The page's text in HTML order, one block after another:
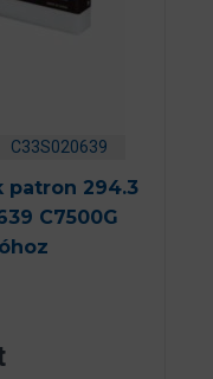
C33S020639
patron 294.3
C7500G